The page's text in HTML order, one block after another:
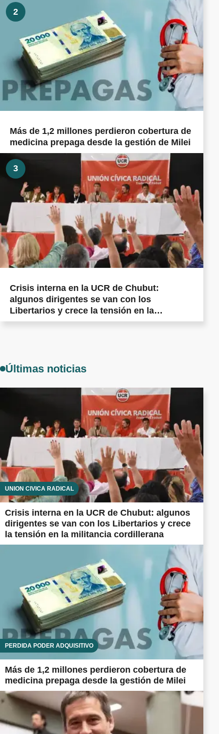
2
Más de 1,2 millones perdieron cobertura de
medicina prepaga desde la gestión de Milei
3
Crisis interna en la UCR de Chubut:
algunos dirigentes se van con los
Libertarios y crece la tensión en la
militancia cordillerana
Últimas noticias
UNIÓN CÍVICA RADICAL
Crisis interna en la UCR de Chubut: algunos
dirigentes se van con los Libertarios y crece
la tensión en la militancia cordillerana
PÉRDIDA PODER ADQUISITIVO
Más de 1,2 millones perdieron cobertura de
medicina prepaga desde la gestión de Milei